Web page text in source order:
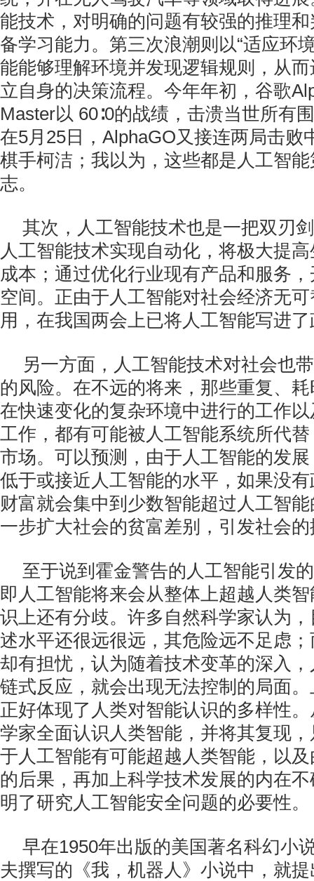
能技术，对明确的问题有较强的推理
备学习能力。第三次浪潮则以“适应环
能能够理解环境并发现逻辑规则，从
立自身的决策流程。今年年初，谷歌
Master以 60∶0的战绩，击溃当世所有
在5月25日，AlphaGO又接连两局击败
棋手柯洁；我以为，这些都是人工智
志。
其次，人工智能技术也是一把双刃
人工智能技术实现自动化，将极大提
成本；通过优化行业现有产品和服务
空间。正由于人工智能对社会经济无
用，在我国两会上已将人工智能写进
另一方面，人工智能技术对社会也
的风险。在不远的将来，那些重复、
在快速变化的复杂环境中进行的工作
工作，都有可能被人工智能系统所代
市场。可以预测，由于人工智能的发
低于或接近人工智能的水平，如果没
财富就会集中到少数智能超过人工智
一步扩大社会的贫富差别，引发社会
至于说到霍金警告的人工智能引发
即人工智能将来会从整体上超越人类
识上还有分歧。许多自然科学家认为
述水平还很远很远，其危险远不足虑
却有担忧，认为随着技术变革的深入
链式反应，就会出现无法控制的局面
正好体现了人类对智能认识的多样性
学家全面认识人类智能，并将其复现
于人工智能有可能超越人类智能，以
的后果，再加上科学技术发展的内在
明了研究人工智能安全问题的必要性。
早在1950年出版的美国著名科幻小
夫撰写的《我，机器人》小说中，就